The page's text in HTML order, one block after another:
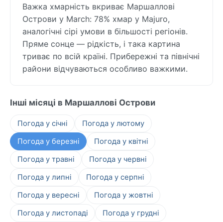
Важка хмарність вкриває Маршаллові
Острови у March: 78% хмар у Majuro,
аналогічні сірі умови в більшості регіонів.
Пряме сонце — рідкість, і така картина
триває по всій країні. Прибережні та північні
райони відчуваються особливо важкими.
Інші місяці в Маршаллові Острови
Погода у січні
Погода у лютому
Погода у березні
Погода у квітні
Погода у травні
Погода у червні
Погода у липні
Погода у серпні
Погода у вересні
Погода у жовтні
Погода у листопаді
Погода у грудні